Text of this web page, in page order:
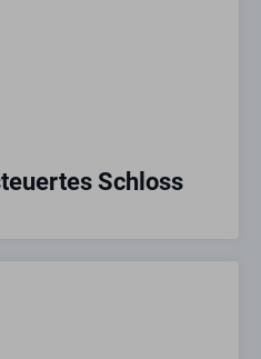
Schloss